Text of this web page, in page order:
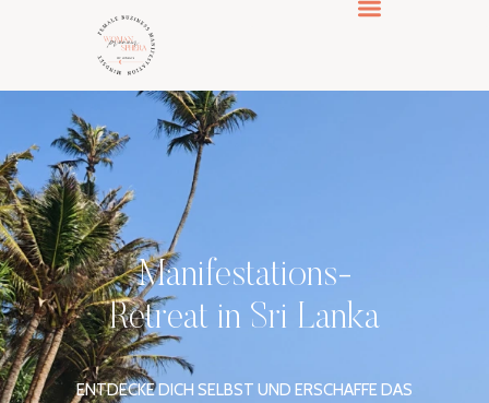
Manifestations-
Retreat in Sri Lanka
ENTDECKE DICH SELBST UND ERSCHAFFE DAS